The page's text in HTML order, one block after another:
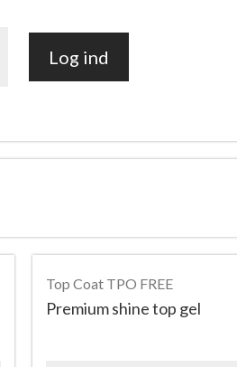
Log ind
Top Coat TPO FREE
Premium shine top gel